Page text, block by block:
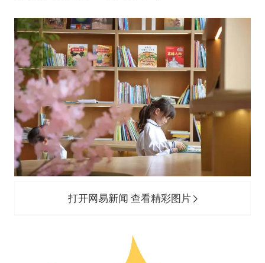
打开网易新闻 查看精彩图片